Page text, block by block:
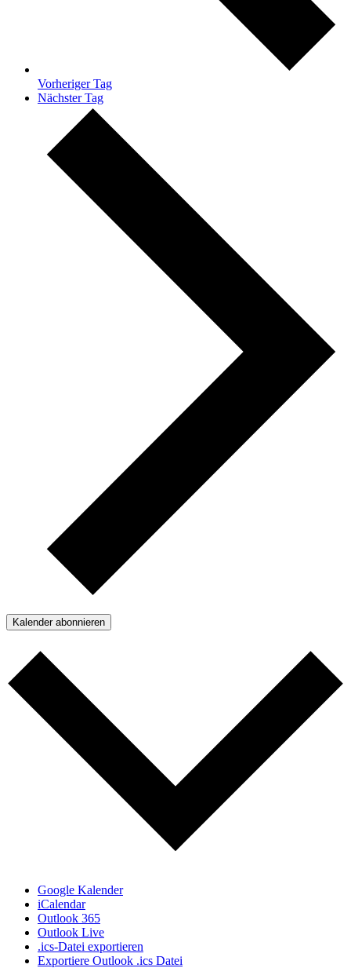
Vorheriger Tag
Nächster Tag
Kalender abonnieren
Google Kalender
iCalendar
Outlook 365
Outlook Live
.ics-Datei exportieren
Exportiere Outlook .ics Datei